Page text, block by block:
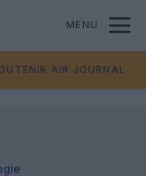
MENU
AIR JOURNAL